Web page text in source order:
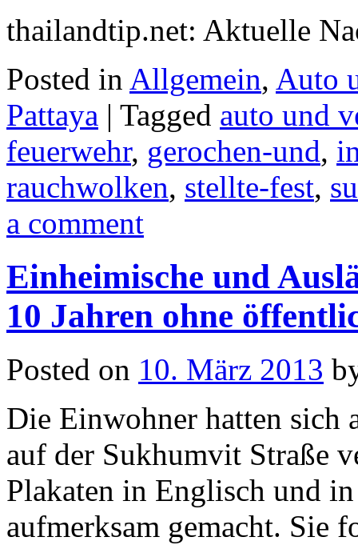
thailandtip.net: Aktuelle
Posted in Allgemein, Auto
Pattaya | Tagged auto und
feuerwehr, gerochen-und,
rauchwolken, stellte-fest,
a comment
Einheimische und
10 Jahren ohne
Posted on 10. März 2013
Die Einwohner hatten sich
auf der Sukhumvit Straße
Plakaten in Englisch und
aufmerksam gemacht. Sie